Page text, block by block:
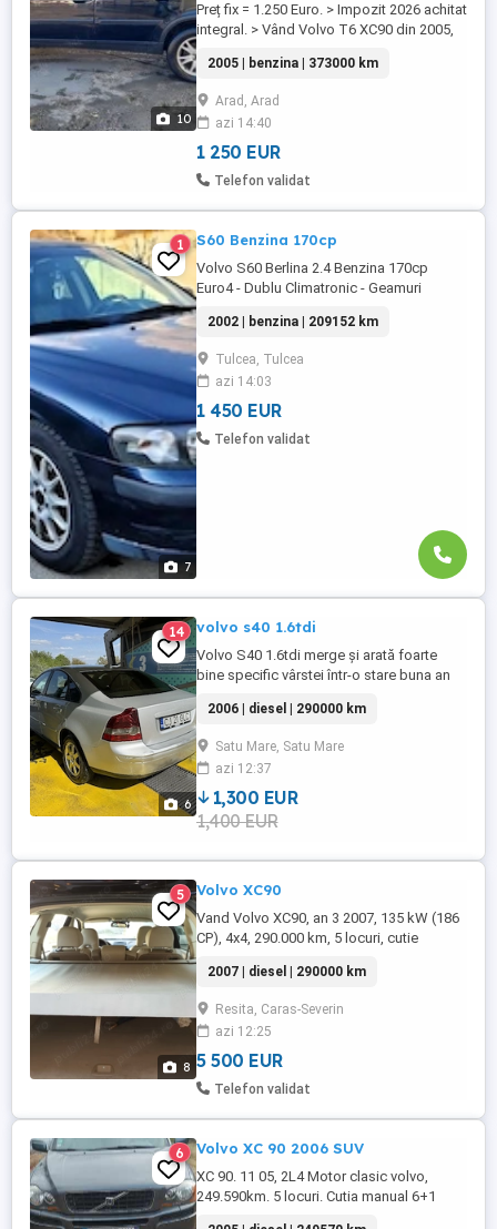
10
Preț fix = 1.250 Euro. > Impozit 2026 achitat
integral. > Vând Volvo T6 XC90 din 2005,
Rulaj = 373.000 Km. >> Bujii și Bobine de
inducție schimbate în Ianuarie 2026.
Pachet crom pe exterior. Din 2005 un
singur proprietar. > Tracțiune integrală
permanentă, ...
2005 | benzina | 373000 km
Arad, Arad
azi 14:40
1 250 EUR
Telefon validat
7
1 S60 Benzina 170cp
Volvo S60 Berlina 2.4 Benzina 170cp
Euro4 - Dublu Climatronic - Geamuri
de bord - Proiectoare de ceata - Jantele
din aliaj usor - Anvelope noi montate - Folii
omologate RAR - Bancheta fractionabila -
Portbagaj foarte incapator # Motorizare
performanta in 5 cilindri. Autoturism ...
2002 | benzina | 209152 km
Tulcea, Tulcea
azi 14:03
1 450 EUR
Telefon validat
6
14 volvo s40 1.6tdi
Volvo S40 1.6tdi merge și arată foarte
bine specific vârstei într-o stare buna an
2006 | diesel | 290000 km
Satu Mare, Satu Mare
azi 12:37
1,300 EUR
1,400 EUR
8
5 Volvo XC90
Vand Volvo XC90, an 3 2007, 135 kW (186
CP), 4x4, 290.000 km, 5 locuri, cutie
bej, GPS, telefon,singur detinator in
Romania (2 detinatori in total), mentenanta
la zi, stare foarte buna, roti de iarna.
2007 | diesel | 290000 km
Resita, Caras-Severin
azi 12:25
5 500 EUR
Telefon validat
6 Volvo XC 90 2006 SUV
XC 90. 11 05, 2L4 Motor clasic volvo,
249.590km. 5 locuri. Cutia manual 6+1